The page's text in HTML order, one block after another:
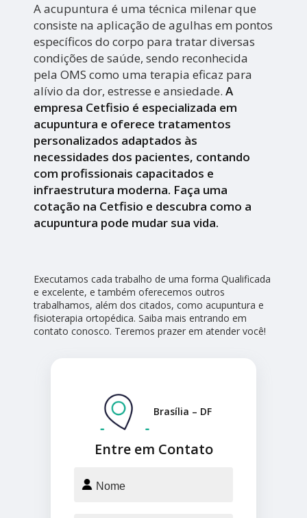
A acupuntura é uma técnica milenar que
consiste na aplicação de agulhas em pontos
específicos do corpo para tratar diversas
condições de saúde, sendo reconhecida
pela OMS como uma terapia eficaz para
alívio da dor, estresse e ansiedade.A
empresa Cetfisio é especializada em
acupuntura e oferece tratamentos
personalizados adaptados às
necessidades dos pacientes, contando
com profissionais capacitados e
infraestrutura moderna. Faça uma
cotação na Cetfisio e descubra como a
acupuntura pode mudar sua vida.
Executamos cada trabalho de uma forma Qualificada
e excelente, e também oferecemos outros
trabalhamos, além dos citados, como acupuntura e
fisioterapia ortopédica. Saiba mais entrando em
contato conosco. Teremos prazer em atender você!
Entre em Contato
Brasília – DF